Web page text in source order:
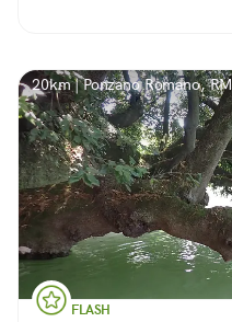
20km | Ponzano Romano, RM
FLASH